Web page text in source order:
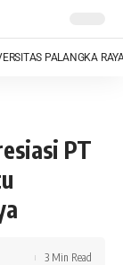
PALANGKA
PT
3 Min Read